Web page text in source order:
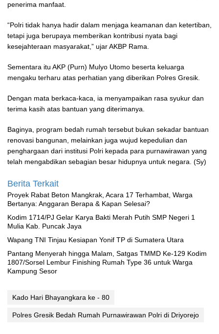
penerima manfaat.
“Polri tidak hanya hadir dalam menjaga keamanan dan ketertiban,
tetapi juga berupaya memberikan kontribusi nyata bagi
kesejahteraan masyarakat,” ujar AKBP Rama.
Sementara itu AKP (Purn) Mulyo Utomo beserta keluarga
mengaku terharu atas perhatian yang diberikan Polres Gresik.
Dengan mata berkaca-kaca, ia menyampaikan rasa syukur dan
terima kasih atas bantuan yang diterimanya.
Baginya, program bedah rumah tersebut bukan sekadar bantuan
renovasi bangunan, melainkan juga wujud kepedulian dan
penghargaan dari institusi Polri kepada para purnawirawan yang
telah mengabdikan sebagian besar hidupnya untuk negara. (Sy)
Berita Terkait
Proyek Rabat Beton Mangkrak, Acara 17 Terhambat, Warga
Bertanya: Anggaran Berapa & Kapan Selesai?
Kodim 1714/PJ Gelar Karya Bakti Merah Putih SMP Negeri 1
Mulia Kab. Puncak Jaya
Wapang TNI Tinjau Kesiapan Yonif TP di Sumatera Utara
Pantang Menyerah hingga Malam, Satgas TMMD Ke-129 Kodim
1807/Sorsel Lembur Finishing Rumah Type 36 untuk Warga
Kampung Sesor
Kado Hari Bhayangkara ke - 80
Polres Gresik Bedah Rumah Purnawirawan Polri di Driyorejo